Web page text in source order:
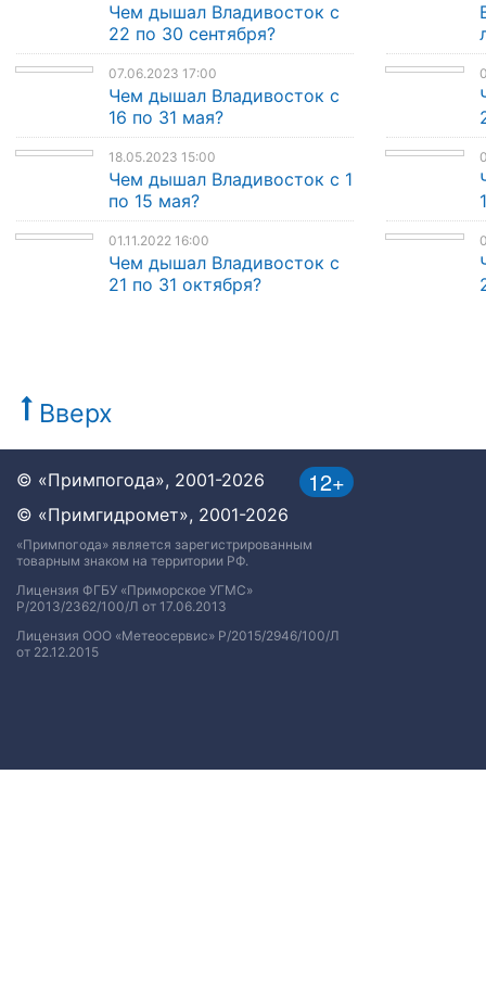
Чем дышал Владивосток с
22 по 30 сентября?
07.06.2023 17:00
Чем дышал Владивосток с
16 по 31 мая?
18.05.2023 15:00
Чем дышал Владивосток с 1
по 15 мая?
01.11.2022 16:00
Чем дышал Владивосток с
21 по 31 октября?
Вверх
12+
© «Примпогода», 2001-2026
© «Примгидромет», 2001-2026
«Примпогода» является зарегистрированным
товарным знаком на территории РФ.
Лицензия ФГБУ «Приморское УГМС»
Р/2013/2362/100/Л от 17.06.2013
Лицензия ООО «Метеосервис» Р/2015/2946/100/Л
от 22.12.2015